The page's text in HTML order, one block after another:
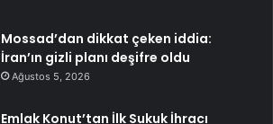
Mossad’dan dikkat çeken iddia:
İran’ın gizli planı deşifre oldu
Ağustos 5, 2026
Emlak Konut’tan İlk Sukuk İhracı